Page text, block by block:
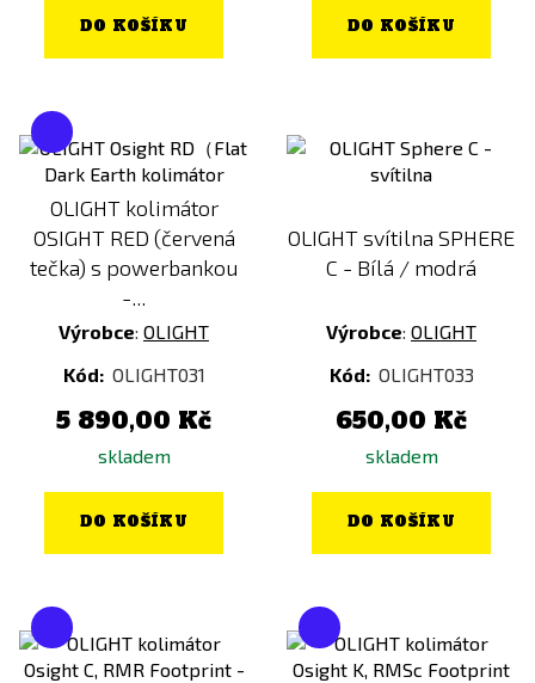
DO KOŠÍKU DO KOŠÍKU
OLIGHT kolimátor
OSIGHT RED (červená
tečka) s powerbankou
-...
Výrobce: OLIGHT
Kód: OLIGHT031
5 890,00 Kč
skladem
DO KOŠÍKU
OLIGHT svítilna SPHERE
C - Bílá / modrá
Výrobce: OLIGHT
Kód: OLIGHT033
650,00 Kč
skladem
DO KOŠÍKU